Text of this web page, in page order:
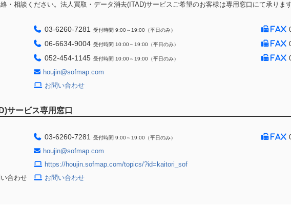
・相談ください。法人買取・データ消去(ITAD)サービスご希望のお客様は専用窓口にて承ります
03-6260-7281 受付時間 9:00～19:00（平日のみ）
06-6634-9004 受付時間 10:00～19:00（平日のみ）
052-454-1145 受付時間 10:00～19:00（平日のみ）
houjin@sofmap.com
お問い合わせ
サービス専用窓口
03-6260-7281 受付時間 9:00～19:00（平日のみ）
houjin@sofmap.com
https://houjin.sofmap.com/topics/?id=kaitori_sof
合わせ
お問い合わせ